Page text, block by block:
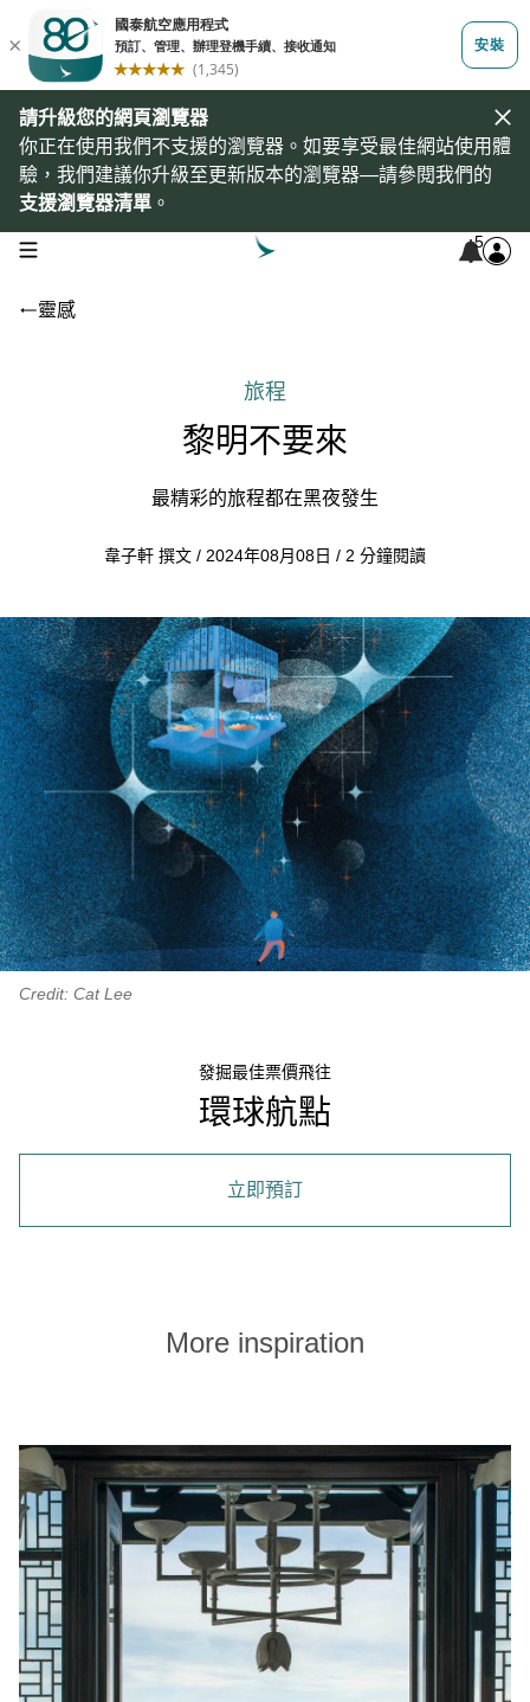
請升級您的網頁瀏覽器
你正在使用我們不支援的瀏覽器。如要享受最佳網站使用體
驗，我們建議你升級至更新版本的瀏覽器—請參閱我們的
支援瀏覽器清單 。
open navigation menu 5
靈感
旅程
黎明不要來
最精彩的旅程都在黑夜發生
韋子軒 撰文 / 2024年08月08日 / 2 分鐘閱讀
Credit: Cat Lee
發掘最佳票價飛往
環球航點
立即預訂
More inspiration